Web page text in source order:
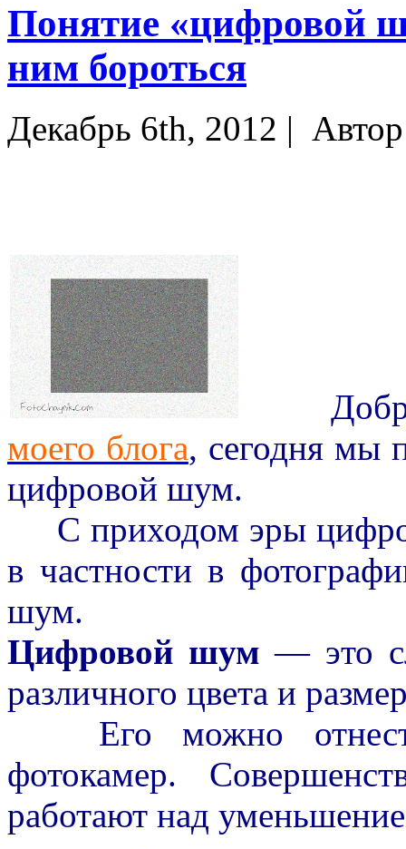
Понятие «цифровой
ним бороться
Декабрь 6th, 2012 |
моего блога, сегодня мы
цифровой шум.
С приходом эры
в частности в
шум.
Цифровой шум — это
различного цвета и
Его можно
фотокамер.
работают над